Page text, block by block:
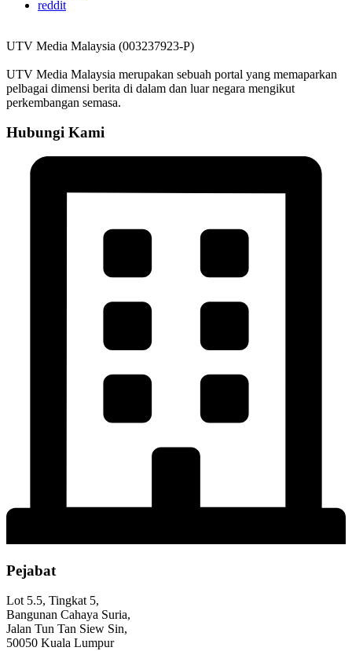
reddit
UTV Media Malaysia (003237923-P)
UTV Media Malaysia merupakan sebuah portal yang memaparkan
pelbagai dimensi berita di dalam dan luar negara mengikut
perkembangan semasa.
Hubungi Kami
Pejabat
Lot 5.5, Tingkat 5,
Bangunan Cahaya Suria,
Jalan Tun Tan Siew Sin,
50050 Kuala Lumpur